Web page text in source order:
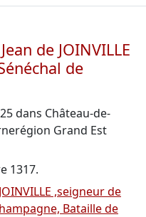
de JOINVILLE
de
dans Château-de-
Grand Est
1317.
,seigneur de
Bataille de